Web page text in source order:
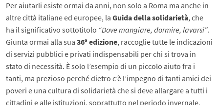
Per aiutarli esiste ormai da anni, non solo a Roma ma anche in
altre città italiane ed europee, laGuida della solidarietà, che
ha il significativo sottotitolo “Dove mangiare, dormire, lavarsi”.
Giunta ormai alla sua36ª edizione, raccoglie tutte le indicazioni
di servizi pubblici e privati indispensabili per chi si trova in
stato di necessità. È solo l’esempio di un piccolo aiuto fra i
tanti, ma prezioso perché dietro c’è l’impegno di tanti amici dei
poveri e una cultura di solidarietà che si deve allargare a tutti i
cittadini e alle istituzioni, soprattutto nel periodo invernale.